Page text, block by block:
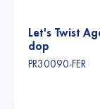
Let's Twist
dop
PR30090-FER